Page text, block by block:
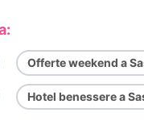
Offerte weekend a
Hotel benessere a